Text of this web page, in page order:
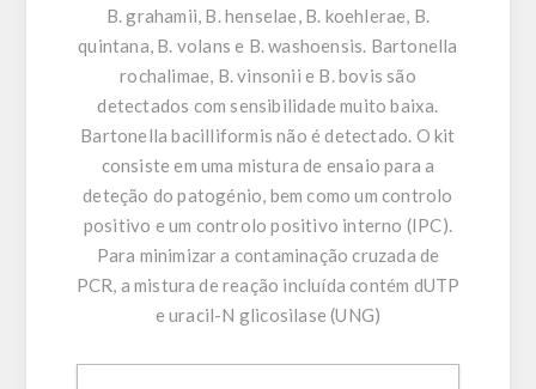
B. grahamii, B. henselae, B. koehlerae, B.
quintana, B. volans e B. washoensis. Bartonella
rochalimae, B. vinsonii e B. bovis são
detectados com sensibilidade muito baixa.
Bartonella bacilliformis não é detectado. O kit
consiste em uma mistura de ensaio para a
deteção do patogénio, bem como um controlo
positivo e um controlo positivo interno (IPC).
Para minimizar a contaminação cruzada de
PCR, a mistura de reação incluída contém dUTP
e uracil-N glicosilase (UNG)